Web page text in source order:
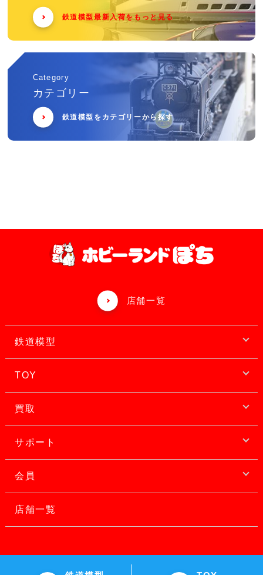
鉄道模型最新入荷をもっと見る
Category
カテゴリー
鉄道模型をカテゴリーから探す
店舗一覧
鉄道模型
TOY
買取
サポート
会員
店舗一覧